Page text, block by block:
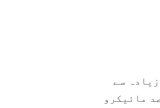
سے
مائیکرو